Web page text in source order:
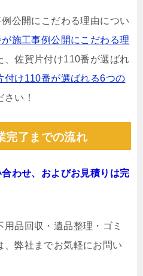
公開にこだわる理由につい
施工事例公開にこだわる理
、佐賀片付け110番が選ばれ
付け110番が選ばれる6つの
さい！
完了までの流れ
合わせ、およびお見積りは完
品回収・遺品整理・ゴミ
、弊社までお気軽にお問い